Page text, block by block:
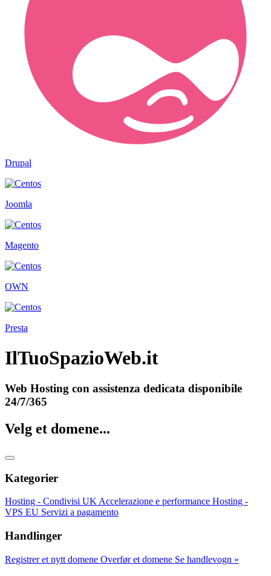
Drupal
Joomla
Magento
OWN
Presta
IlTuoSpazioWeb.it
Web Hosting con assistenza dedicata disponibile
24/7/365
Velg et domene...
Kategorier
Hosting - Condivisi UK Accelerazione e performance Hosting -
VPS EU Servizi a pagamento
Handlinger
Registrer et nytt domene Overfør et domene Se handlevogn »